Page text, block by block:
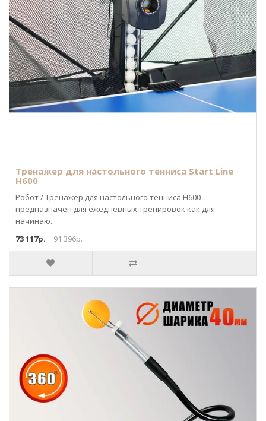
Тренажер для настольного тенниса Start Line
H600
Робот / Тренажер для настольного тенниса H600
предназначен для ежедневных тренировок как для
начинаю..
73 117р.
91 396р.